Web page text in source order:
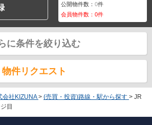
公開物件数：0件
会員物件数：0件
に条件を絞り込む
物件リクエスト
会社KIZUNA > (売買・投資)路線・駅から探す > JR
目